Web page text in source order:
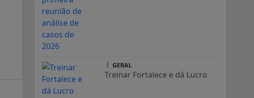
GERAL
Treinar Fortalece e dá Lucro